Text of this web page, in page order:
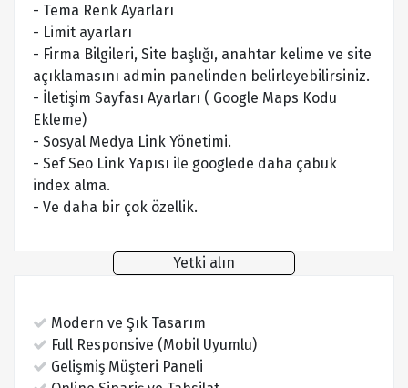
- Tema Renk Ayarları
- Limit ayarları
- Firma Bilgileri, Site başlığı, anahtar kelime ve site
açıklamasını admin panelinden belirleyebilirsiniz.
- İletişim Sayfası Ayarları ( Google Maps Kodu
Ekleme)
- Sosyal Medya Link Yönetimi.
- Sef Seo Link Yapısı ile googlede daha çabuk
index alma.
- Ve daha bir çok özellik.
Yetki alın
Modern ve Şık Tasarım
Full Responsive (Mobil Uyumlu)
Gelişmiş Müşteri Paneli